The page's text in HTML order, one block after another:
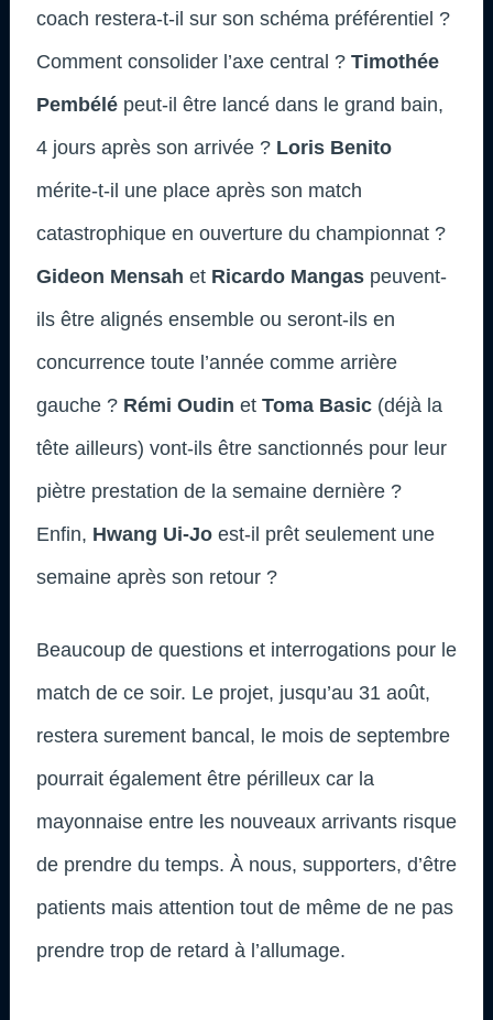
coach restera-t-il sur son schéma préférentiel ?
Comment consolider l’axe central ? Timothée
Pembélé peut-il être lancé dans le grand bain,
4 jours après son arrivée ? Loris Benito
mérite-t-il une place après son match
catastrophique en ouverture du championnat ?
Gideon Mensah et Ricardo Mangas peuvent-
ils être alignés ensemble ou seront-ils en
concurrence toute l’année comme arrière
gauche ? Rémi Oudin et Toma Basic (déjà la
tête ailleurs) vont-ils être sanctionnés pour leur
piètre prestation de la semaine dernière ?
Enfin, Hwang Ui-Jo est-il prêt seulement une
semaine après son retour ?
Beaucoup de questions et interrogations pour le
match de ce soir. Le projet, jusqu’au 31 août,
restera surement bancal, le mois de septembre
pourrait également être périlleux car la
mayonnaise entre les nouveaux arrivants risque
de prendre du temps. À nous, supporters, d’être
patients mais attention tout de même de ne pas
prendre trop de retard à l’allumage.